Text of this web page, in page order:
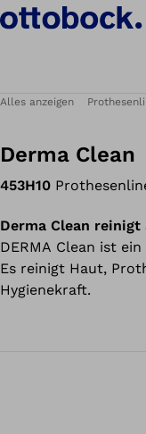
Alles anzeigen
Derma Clean
453H10
Derma Clean
DERMA Clean ist
Es reinigt Haut,
Hygienekraft.